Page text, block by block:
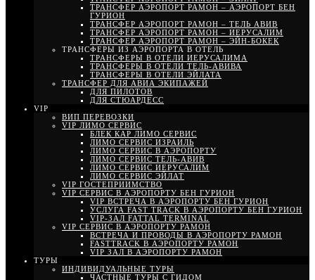
ТРАНСФЕР АЭРОПОРТ РАМОН – АЭРОПОРТ БЕН
ГУРИОН
ТРАНСФЕР АЭРОПОРТ РАМОН – ТЕЛЬ АВИВ
ТРАНСФЕР АЭРОПОРТ РАМОН – ИЕРУСАЛИМ
ТРАНСФЕР АЭРОПОРТ РАМОН – ЭЙН-БОКЕК
ТРАНСФЕРЫ ИЗ АЭРОПОРТА В ОТЕЛЬ
ТРАНСФЕРЫ В ОТЕЛИ ИЕРУСАЛИМА
ТРАНСФЕРЫ В ОТЕЛИ ТЕЛЬ-АВИВА
ТРАНСФЕРЫ В ОТЕЛИ ЭЙЛАТА
ТРАНСФЕР ДЛЯ АВИА ЭКИПАЖЕЙ
ДЛЯ ПИЛОТОВ
ДЛЯ СТЮАРДЕСС
VIP
ВИП ПЕРЕВОЗКИ
VIP ЛИМО СЕРВИС
БЛЕК КАР ЛИМО СЕРВИС
ЛИМО СЕРВИС ИЗРАИЛЬ
ЛИМО СЕРВИС В АЭРОПОРТУ
ЛИМО СЕРВИС ТЕЛЬ-АВИВ
ЛИМО СЕРВИС ИЕРУСАЛИМ
ЛИМО СЕРВИС ЭЙЛАТ
VIP ГОСТЕПРИИМСТВО
VIP СЕРВИС В АЭРОПОРТУ БЕН ГУРИОН
VIP ВСТРЕЧА В АЭРОПОРТУ БЕН ГУРИОН
УСЛУГА FAST TRACK В АЭРОПОРТУ БЕН ГУРИОН
VIP-ЗАЛ FATTAL TERMINAL
VIP СЕРВИС В АЭРОПОРТУ РАМОН
ВСТРЕЧА И ПРОВОДЫ В АЭРОПОРТУ РАМОН
FASTTRACK В АЭРОПОРТУ РАМОН
VIP ЗАЛ В АЭРОПОРТУ РАМОН
ТУРЫ
ИНДИВИДУАЛЬНЫЕ ТУРЫ
ЧАСТНЫЕ ТУРЫ С ГИДОМ